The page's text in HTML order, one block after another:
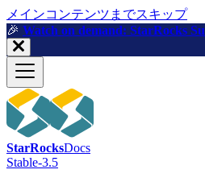
メインコンテンツまでスキップ
🎉️ Watch on demand: StarRocks
StarRocksDocs
Stable-3.5